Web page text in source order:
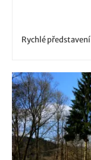
Rychlépředstavení